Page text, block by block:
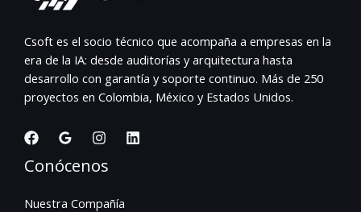
Csoft es el socio técnico que acompaña a empresas en la
era de la IA: desde auditorías y arquitectura hasta
desarrollo con garantía y soporte continuo. Más de 250
proyectos en Colombia, México y Estados Unidos.
Conócenos
Nuestra Compañía